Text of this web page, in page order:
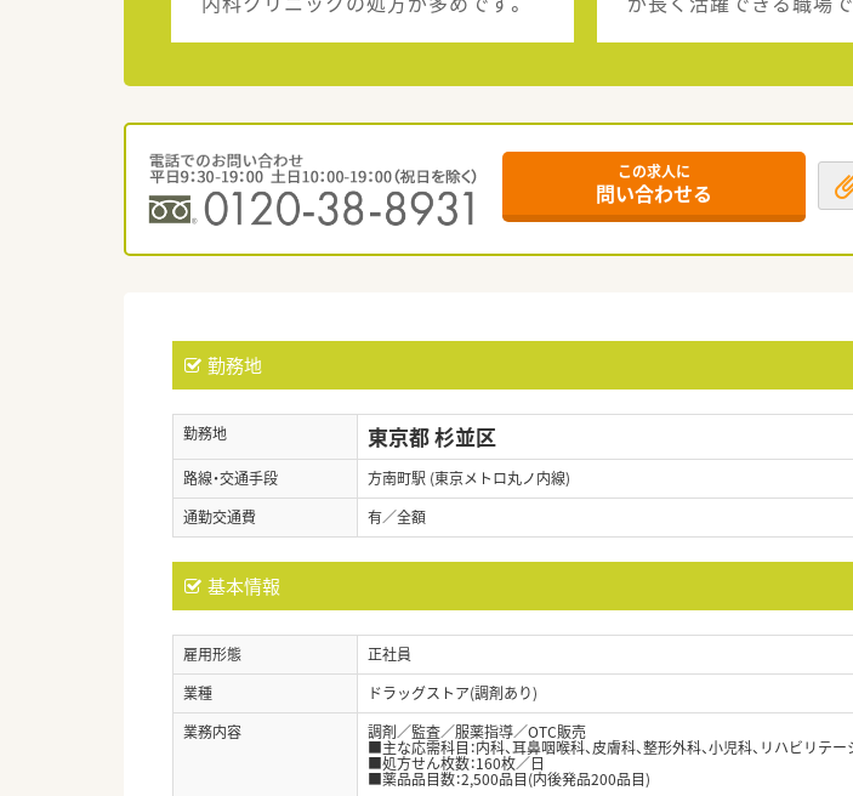
この求人に
問い合わせる
勤務地
勤務地 東京都 杉並区
路線・交通手段
方南町駅 (東京メトロ丸ノ内線)
通勤交通費
有／全額
基本情報
雇用形態
正社員
業種
ドラッグストア(調剤あり)
業務内容
調剤／監査／服薬指導／OTC販売
■主な応需科目：内科、耳鼻咽喉科、皮膚科、整形外科、小児科、リハビリテ
■処方せん枚数：160枚／日
■薬品品目数：2,500品目(内後発品200品目)